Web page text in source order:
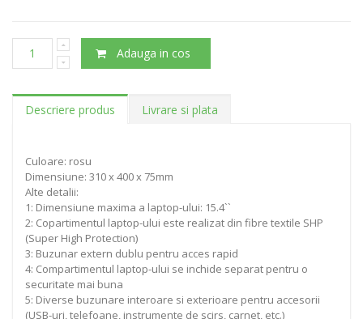
Adauga in cos
Descriere produs Livrare si plata
Culoare: rosu
Dimensiune: 310 x 400 x 75mm
Alte detalii:
1: Dimensiune maxima a laptop-ului: 15.4``
2: Copartimentul laptop-ului este realizat din fibre textile SHP
(Super High Protection)
3: Buzunar extern dublu pentru acces rapid
4: Compartimentul laptop-ului se inchide separat pentru o
securitate mai buna
5: Diverse buzunare interoare si exterioare pentru accesorii
(USB-uri, telefoane, instrumente de scirs, carnet, etc.)